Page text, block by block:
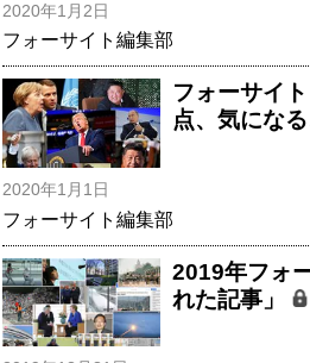
2020年1月2日
フォーサイト編集部
フォーサイ
点、気にな
2020年1月1日
フォーサイト編集部
2019年フォ
れた記事」